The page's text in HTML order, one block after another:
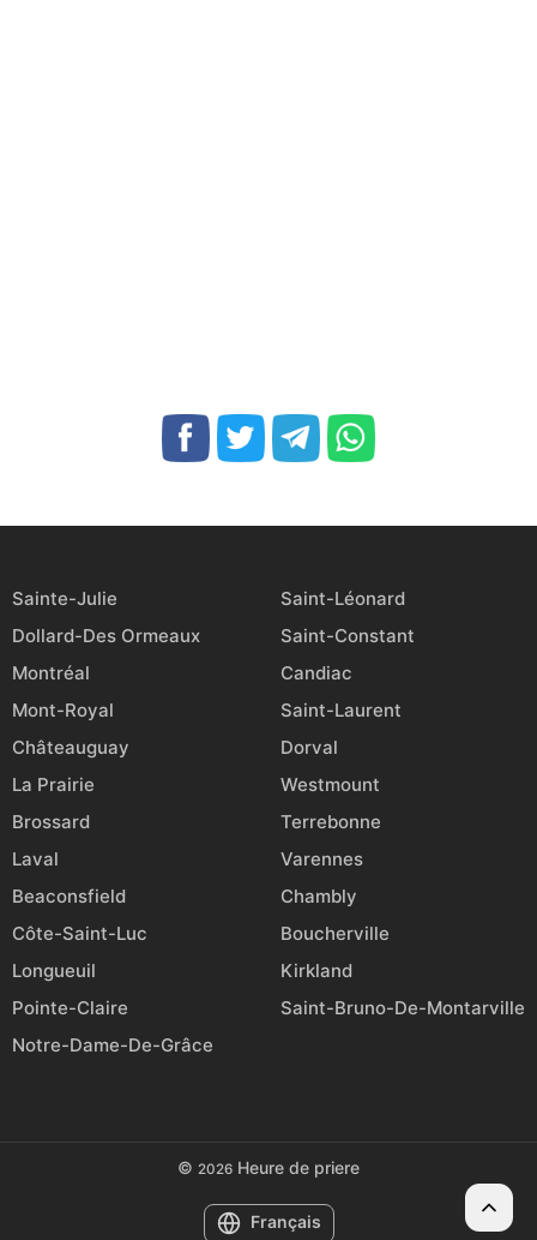
Sainte-Julie
Saint-Léonard
Dollard-Des Ormeaux
Saint-Constant
Montréal
Candiac
Mont-Royal
Saint-Laurent
Châteauguay
Dorval
La Prairie
Westmount
Brossard
Terrebonne
Laval
Varennes
Beaconsfield
Chambly
Côte-Saint-Luc
Boucherville
Longueuil
Kirkland
Pointe-Claire
Saint-Bruno-De-Montarville
Notre-Dame-De-Grâce
© 2026 Heure de priere
Français